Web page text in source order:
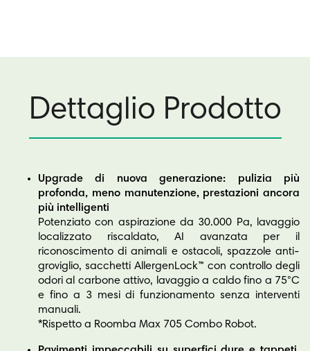
Dettaglio Prodotto
Upgrade di nuova generazione: pulizia più
profonda, meno manutenzione, prestazioni ancora
più intelligenti
Potenziato con aspirazione da 30.000 Pa, lavaggio
localizzato riscaldato, AI avanzata per il
riconoscimento di animali e ostacoli, spazzole anti-
groviglio, sacchetti AllergenLock™ con controllo degli
odori al carbone attivo, lavaggio a caldo fino a 75°C
e fino a 3 mesi di funzionamento senza interventi
manuali.
*Rispetto a Roomba Max 705 Combo Robot.